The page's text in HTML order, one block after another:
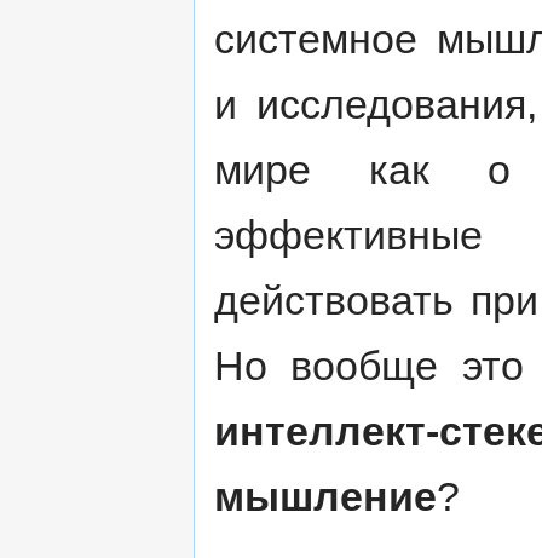
системное
и
мире как о
действовать
Но вообще это
интеллект-
мышление?